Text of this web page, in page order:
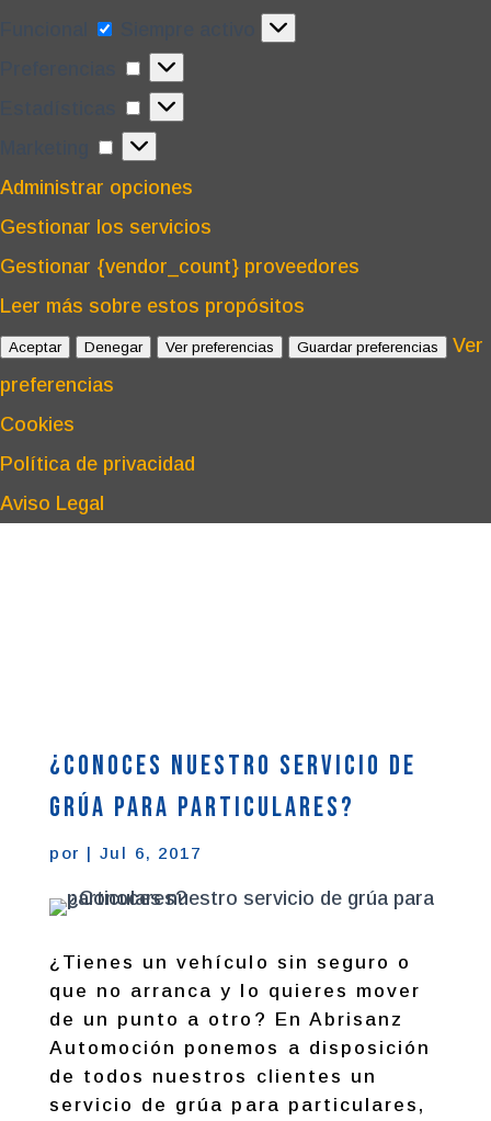
Preferencias
Estadísticas
Marketing
Administrar opciones
Gestionar los servicios
Gestionar {vendor_count} proveedores
Leer más sobre estos propósitos
Aceptar Denegar Ver preferencias Guardar preferencias
Ver
preferencias
Cookies
Política de privacidad
Aviso Legal
¿Conoces nuestro servicio de
grúa para particulares?
por | Jul 6, 2017
¿Tienes un vehículo sin seguro o
que no arranca y lo quieres mover
de un punto a otro? En Abrisanz
Automoción ponemos a disposición
de todos nuestros clientes un
servicio de grúa para particulares,